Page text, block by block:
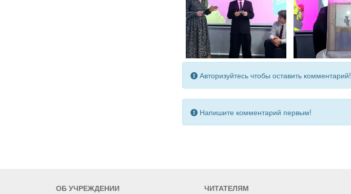
Авторизуйтесь чтобы оставить комментарий!
Напишите комментарий первым!
ОБ УЧРЕЖДЕНИИ ЧИТАТЕЛЯМ